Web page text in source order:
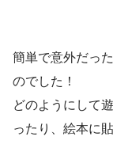
簡単で意外だった
のでした！
どのようにして
ったり、絵本に